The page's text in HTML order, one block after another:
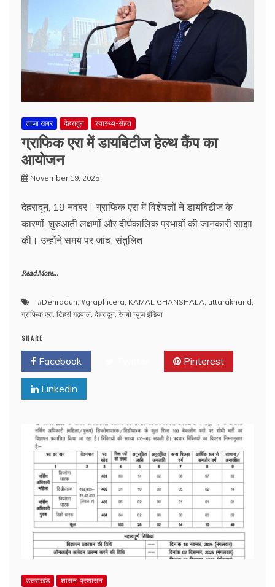
ताजा खबर देहरादून स्वास्थ्य-सेहत
ग्राफिक एरा में डायबिटीज हेल्थ कैंप का
आयोजन
November 19, 2025
देहरादून, 19 नवंबर। ग्राफिक एरा में विशेषज्ञों ने डायबिटीज के
कारणों, शुरुआती लक्षणों और दीर्घकालिक प्रभावों की जानकारी साझा
की। उन्होंने समय पर जांच, संतुलित
Read More...
#Dehradun, #graphicera, KAMAL GHANSHALA, uttarakhand,
ग्राफिक एरा, टिहरी गढ़वाल, देहरादून, रेनबो न्यूज़ इंडिया
SHARE
Facebook Pinterest
Linkedin
उत्तराखंड शासन-प्रशासन